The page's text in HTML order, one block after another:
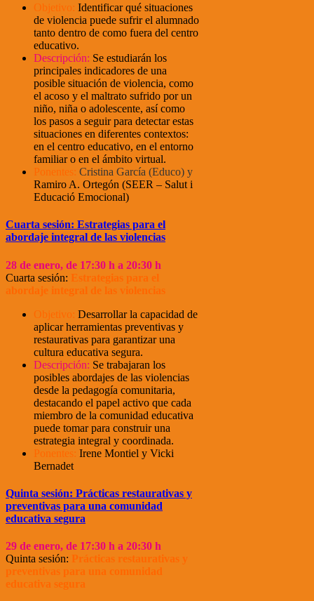
Objetivo: Identificar qué situaciones
de violencia puede sufrir el alumnado
tanto dentro de como fuera del centro
educativo.
Descripción: Se estudiarán los
principales indicadores de una
posible situación de violencia, como
el acoso y el maltrato sufrido por un
niño, niña o adolescente, así como
los pasos a seguir para detectar estas
situaciones en diferentes contextos:
en el centro educativo, en el entorno
familiar o en el ámbito virtual.
Ponentes: Cristina García (Educo) y
Ramiro A. Ortegón (SEER – Salut i
Educació Emocional)
Cuarta sesión: Estrategias para el
abordaje integral de las violencias
28 de enero, de 17:30 h a 20:30 h
Cuarta sesión: Estrategias para el
abordaje integral de las violencias
Objetivo: Desarrollar la capacidad de
aplicar herramientas preventivas y
restaurativas para garantizar una
cultura educativa segura.
Descripción: Se trabajaran los
posibles abordajes de las violencias
desde la pedagogía comunitaria,
destacando el papel activo que cada
miembro de la comunidad educativa
puede tomar para construir una
estrategia integral y coordinada.
Ponentes: Irene Montiel y Vicki
Bernadet
Quinta sesión: Prácticas restaurativas y
preventivas para una comunidad
educativa segura
29 de enero, de 17:30 h a 20:30 h
Quinta sesión: Prácticas restaurativas y
preventivas para una comunidad
educativa segura